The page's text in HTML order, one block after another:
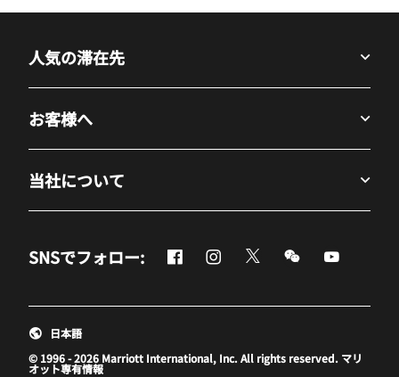
人気の滞在先
お客様へ
当社について
SNSでフォロー: Facebook
新しいウィンドウで開く
Instagram
新しいウィンドウで開く
Twitter
新しいウィンドウで開
Messenger
新しいウィンド
新しいウ
© 1996 - 2026 Marriott International, Inc. All rights reserved. マリ
オット専有情報
日本語